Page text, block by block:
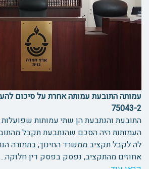
עמותה התובעת עמותה אחרת על סיכום
75043-2
התובעת והנתבעת הן שתי עמותות שפועלות
העמותות היה הסכם שהנתבעת תקבל
לה לקבל תקציב ממשרד החינוך, בתמורה
אחוזים מהתקציב, נפסק בפסק דין חלוקה...